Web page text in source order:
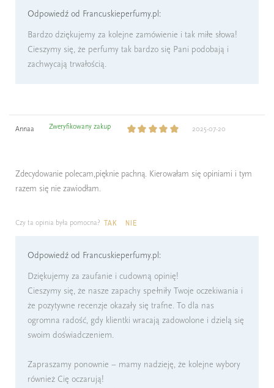
Odpowiedź od Francuskieperfumy.pl:
Bardzo dziękujemy za kolejne zamówienie i tak miłe słowa!
Cieszymy się, że perfumy tak bardzo się Pani podobają i
zachwycają trwałością.
Annaa Zweryfikowany zakup 2025-07-20
Zdecydowanie polecam,pięknie pachną. Kierowałam się opiniami i tym
razem się nie zawiodłam.
Czy ta opinia była pomocna? TAK NIE
Odpowiedź od Francuskieperfumy.pl:
Dziękujemy za zaufanie i cudowną opinię!
Cieszymy się, że nasze zapachy spełniły Twoje oczekiwania i
że pozytywne recenzje okazały się trafne. To dla nas
ogromna radość, gdy klientki wracają zadowolone i dzielą się
swoim doświadczeniem.
Zapraszamy ponownie – mamy nadzieję, że kolejne wybory
również Cię oczarują!